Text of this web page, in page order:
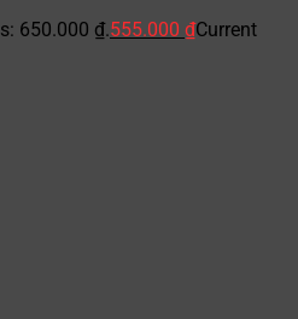
650.000 ₫.555.000 ₫Current